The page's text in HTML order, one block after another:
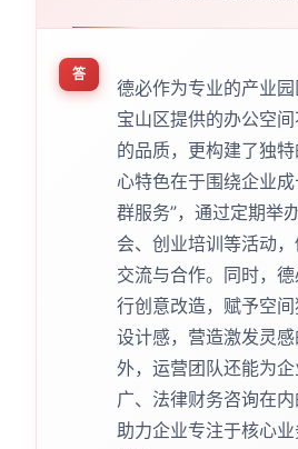
答
德必作为专业的产业
宝山区提供的办公空
的品质，更构建了独
心特色在于围绕企业
群服务”，通过定期举
会、创业培训等活动
交流与合作。同时，
行创意改造，赋予空
设计感，营造激发灵
外，运营团队还能为
广、法律财务咨询在内
助力企业专注于核心